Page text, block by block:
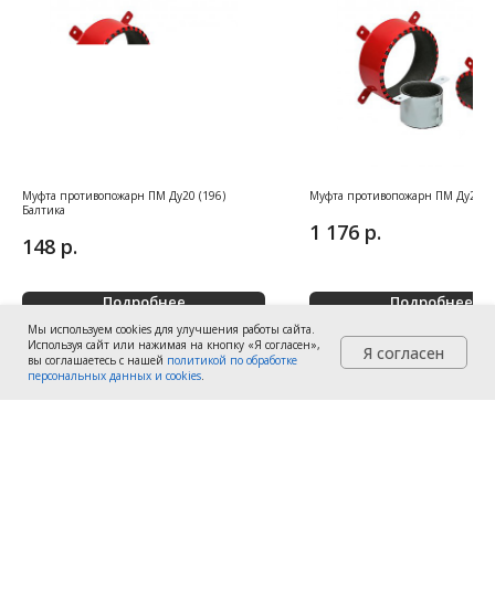
Муфта противопожарн ПМ Ду20 (196)
Балтика
148 р.
Подробнее
Заказать
Муфта противопожарн ПМ Ду200
1 176 р.
Подробнее
Заказать
Мы используем cookies для улучшения работы сайта.
Используя сайт или нажимая на кнопку «Я согласен»,
вы соглашаетесь с нашей политикой по обработке
персональных данных и cookies.
Я согласен